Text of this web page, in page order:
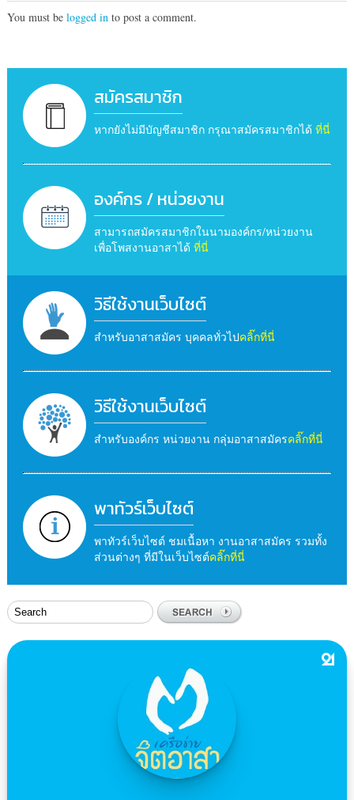
You must be logged into post a comment.
สมัครสมาชิก
หากยังไม่มีบัญชีสมาชิก กรุณาสมัครสมาชิกได้ ที่นี่
องค์กร / หน่วยงาน
สามารถสมัครสมาชิกในนามองค์กร/หน่วยงาน
เพื่อโพสงานอาสาได้ ที่นี่
วิธีใช้งานเว็บไซต์
สำหรับอาสาสมัคร บุคคลทั่วไปคลิ๊กที่นี่
วิธีใช้งานเว็บไซต์
สำหรับองค์กร หน่วยงาน กลุ่มอาสาสมัครคลิ๊กที่นี่
พาทัวร์เว็บไซต์
พาทัวร์เว็บไซต์ ชมเนื้อหา งานอาสาสมัคร รวมทั้ง
ส่วนต่างๆ ที่มีในเว็บไซต์คลิ๊กที่นี่